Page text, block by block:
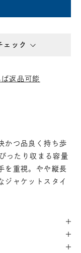
ェック
返品可能
かつ品良く持ち歩
ったり収まる容量
を重視。やや縦長
ジャケットスタイ